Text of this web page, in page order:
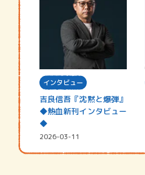
インタビュー
吉良信吾『沈黙と爆弾』
◆熱血新刊インタビュー
◆
2026-03-11